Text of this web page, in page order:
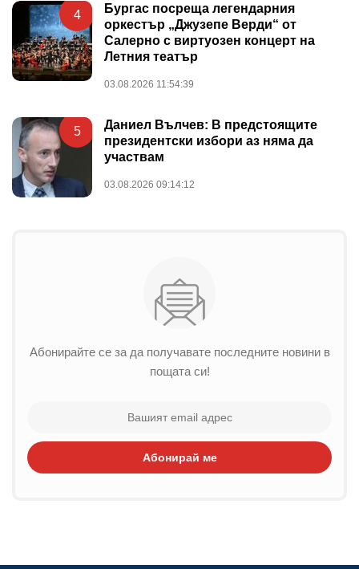
4
Бургас посреща легендарния
оркестър „Джузепе Верди“ от
Салерно с виртуозен концерт на
Летния театър
03.08.2026 11:54:39
5
Даниел Вълчев: В предстоящите
президентски избори аз няма да
участвам
03.08.2026 09:14:12
Абонирайте се за да получавате последните новини в
пощата си!
Абонирай ме